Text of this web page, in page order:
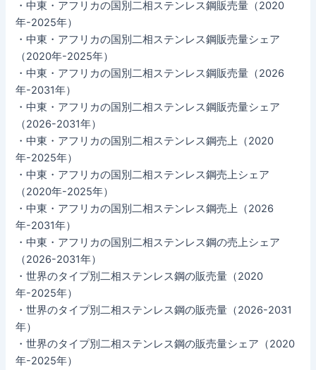
・中東・アフリカの国別二相ステンレス鋼販売量（2020
年-2025年）
・中東・アフリカの国別二相ステンレス鋼販売量シェア
（2020年-2025年）
・中東・アフリカの国別二相ステンレス鋼販売量（2026
年-2031年）
・中東・アフリカの国別二相ステンレス鋼販売量シェア
（2026-2031年）
・中東・アフリカの国別二相ステンレス鋼売上（2020
年-2025年）
・中東・アフリカの国別二相ステンレス鋼売上シェア
（2020年-2025年）
・中東・アフリカの国別二相ステンレス鋼売上（2026
年-2031年）
・中東・アフリカの国別二相ステンレス鋼の売上シェア
（2026-2031年）
・世界のタイプ別二相ステンレス鋼の販売量（2020
年-2025年）
・世界のタイプ別二相ステンレス鋼の販売量（2026-2031
年）
・世界のタイプ別二相ステンレス鋼の販売量シェア（2020
年-2025年）